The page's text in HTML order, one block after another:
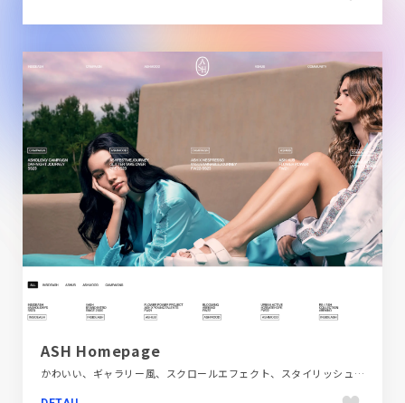
ASH Homepage
かわいい、ギャラリー風、スクロールエフェクト、スタイリッシュ、ファッション・ビューティー、ブランド・サービスサイト、ホワイト系、ポップ、モーション多め、動画が流れる、大きめ写真、海外サイト